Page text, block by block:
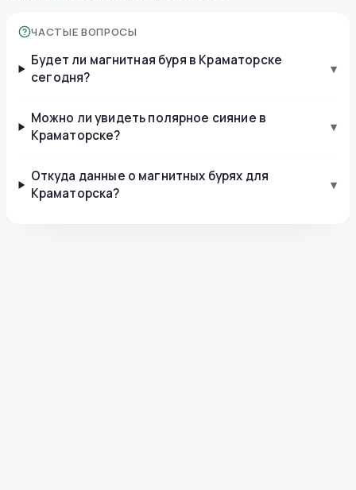
ЧАСТЫЕ ВОПРОСЫ
Будет ли магнитная буря в Краматорске
сегодня?
▾
Можно ли увидеть полярное сияние в
Краматорске?
▾
Откуда данные о магнитных бурях для
Краматорска?
▾